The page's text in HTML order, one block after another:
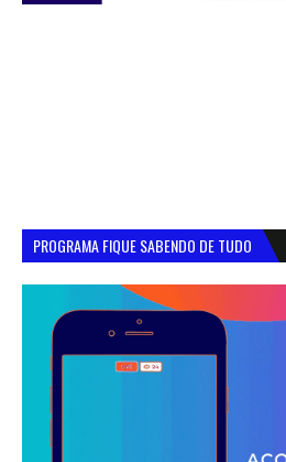
PROGRAMA FIQUE SABENDO DE TUDO